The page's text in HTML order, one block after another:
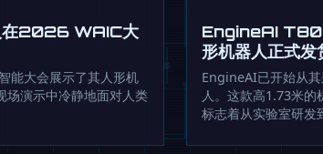
在2026 WAIC大
能大会展示了其人形机
场演示中冷静地面对人类
EngineAI
形机器人正式发
EngineAI已开始从
人。这款高1.73米的
标志着从实验室研发